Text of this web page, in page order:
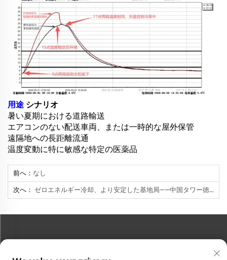
用途 シナリオ
暑い夏期における道路輸送
エアコンのない配送車両、または一時的な屋外保管
遠隔地への長距離流通
温度変動に特に敏感な特定の医薬品
前へ： なし
次へ： ゼロエネルギー冷却、より安定した基地局――中国タワー徳州支社の事例記録